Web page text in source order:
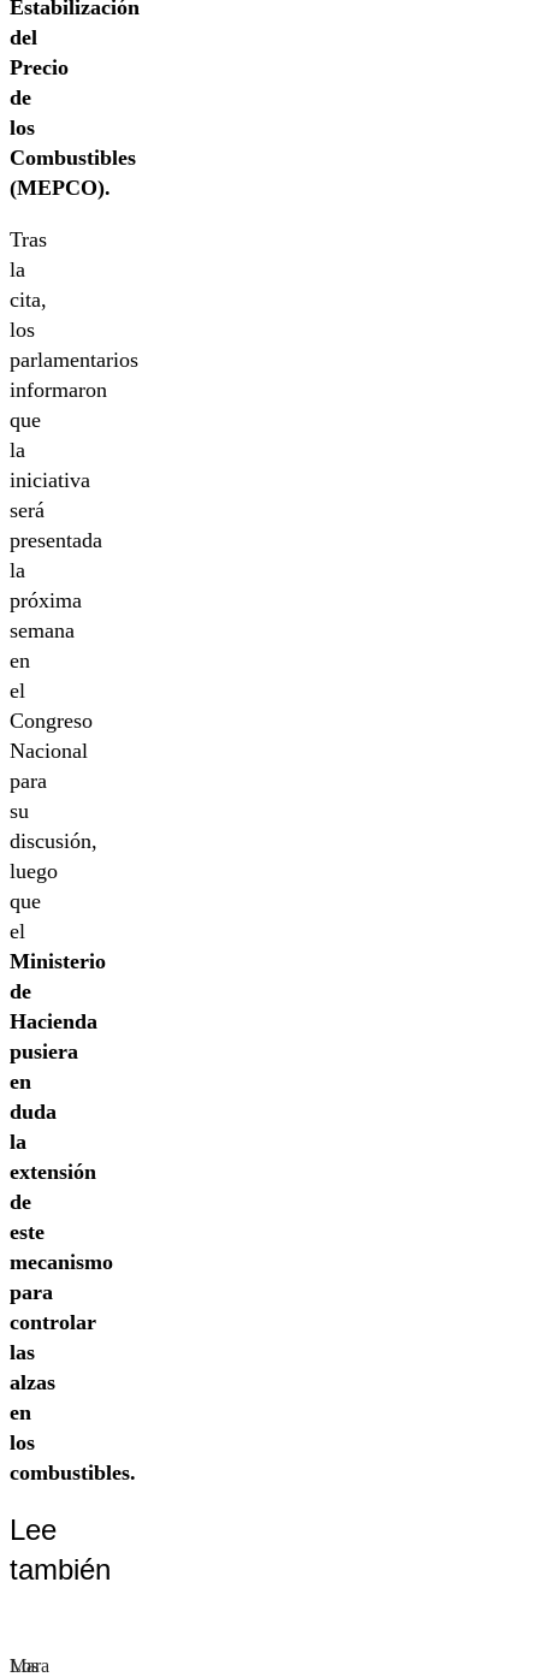
Estabilización
del
Precio
de
los
Combustibles
(MEPCO).
Tras
la
cita,
los
parlamentarios
informaron
que
la
iniciativa
será
presentada
la
próxima
semana
en
el
Congreso
Nacional
para
su
discusión,
luego
que
el
Ministerio
de
Hacienda
pusiera
en
duda
la
extensión
de
este
mecanismo
para
controlar
las
alzas
en
los
combustibles.
Lee
también
Los
Mara